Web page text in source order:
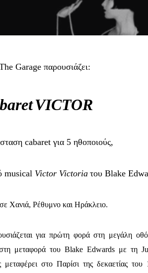
Garage παρουσιάζει:
VICTOR
cabaretγια 5 ηθοποιούς,
musical Victor Victoria τουBlake
Χανιά, Ρέθυμνο και Ηράκλειο.
για πρώτη φορά στη μεγάλη
μεταφορά του Blake Edwards με τη
στο Παρίσι της δεκαετίας